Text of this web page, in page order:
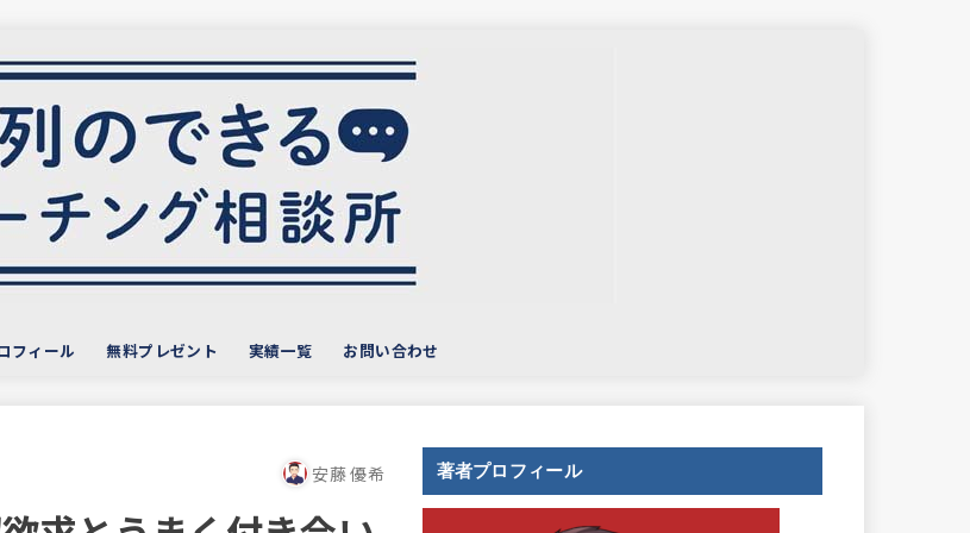
フィール 無料プレゼント 実績一覧 お問い合わせ
安藤 優希 著者プロフィール